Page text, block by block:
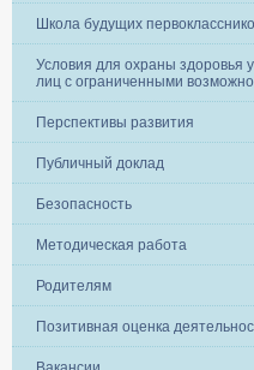
Школа будущих
Условия для охраны здоровья
лиц с ограниченными
Перспективы развития
Публичный доклад
Безопасность
Методическая работа
Родителям
Позитивная оценка